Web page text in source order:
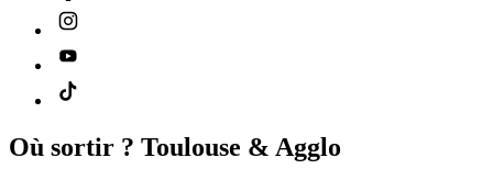
Où sortir ? Toulouse & Agglo